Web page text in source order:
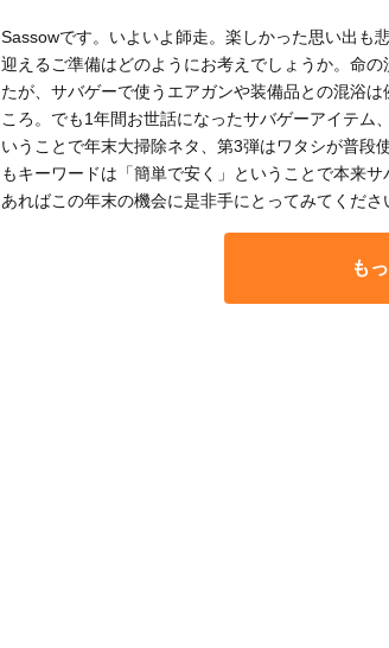
Sassowです。いよいよ師走。楽しかった思い出も
迎えるご準備はどのようにお考えでしょうか。命
たが、サバゲーで使うエアガンや装備品との混浴
ころ。でも1年間お世話になったサバゲーアイテム
いうことで年末大掃除ネタ、第3弾はワタシが普段
もキーワードは「簡単で安く」ということで本来
あればこの年末の機会に是非手にとってみてくださ
も